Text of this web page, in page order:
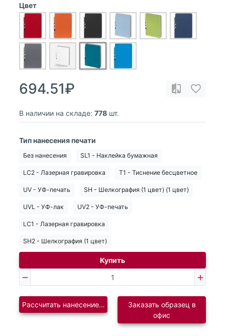
Цвет
694.51₽
В наличии на складе: 778 шт.
Тип нанесения печати
Без нанесения SL1 - Наклейка бумажная
LC2 - Лазерная гравировка T1 - Тиснение бесцветное
UV - УФ-печать SH - Шелкография (1 цвет) (1 цвет)
UVL - УФ-лак UV2 - УФ-печать
LC1 - Лазерная гравировка
SH2 - Шелкография (1 цвет)
Купить
Рассчитать нанесение логотипаЗаказать образец в
офис